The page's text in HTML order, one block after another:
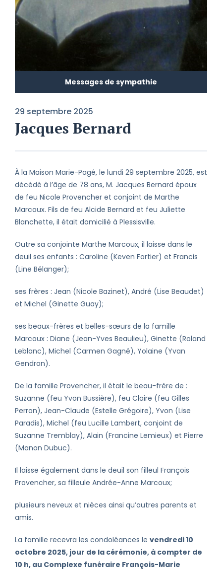
Messages de sympathie
29 septembre 2025
Jacques Bernard
À la Maison Marie-Pagé, le lundi 29 septembre 2025, est
décédé à l’âge de 78 ans, M. Jacques Bernard époux
de feu Nicole Provencher et conjoint de Marthe
Marcoux. Fils de feu Alcide Bernard et feu Juliette
Blanchette, il était domicilié à Plessisville.
Outre sa conjointe Marthe Marcoux, il laisse dans le
deuil ses enfants : Caroline (Keven Fortier) et Francis
(Line Bélanger);
ses frères : Jean (Nicole Bazinet), André (Lise Beaudet)
et Michel (Ginette Guay);
ses beaux-frères et belles-sœurs de la famille
Marcoux : Diane (Jean-Yves Beaulieu), Ginette (Roland
Leblanc), Michel (Carmen Gagné), Yolaine (Yvan
Gendron).
De la famille Provencher, il était le beau-frère de :
Suzanne (feu Yvon Bussière), feu Claire (feu Gilles
Perron), Jean-Claude (Estelle Grégoire), Yvon (Lise
Paradis), Michel (feu Lucille Lambert, conjoint de
Suzanne Tremblay), Alain (Francine Lemieux) et Pierre
(Manon Dubuc).
Il laisse également dans le deuil son filleul François
Provencher, sa filleule Andrée-Anne Marcoux;
plusieurs neveux et nièces ainsi qu’autres parents et
amis.
La famille recevra les condoléances le vendredi 10
octobre 2025, jour de la cérémonie, à compter de
10 h, au Complexe funéraire François-Marie